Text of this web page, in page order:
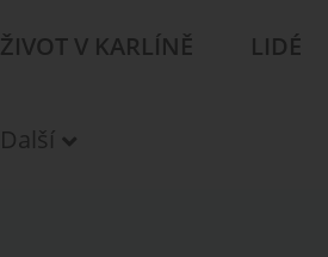
ŽIVOT V KARLÍNĚ LIDÉ
Další